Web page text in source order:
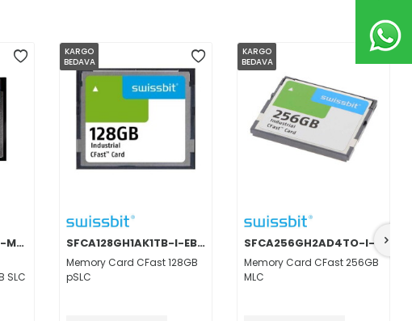
SFCF0256H1BK1WI-I-MS-513-STD
SLC
KARGO
BEDAVA
SFCA128GH1AK1TB-I-EB-21E-STD
Memory Card CFast 128GB
pSLC
KARGO
BEDAVA
Memory Card CFast 256GB
MLC